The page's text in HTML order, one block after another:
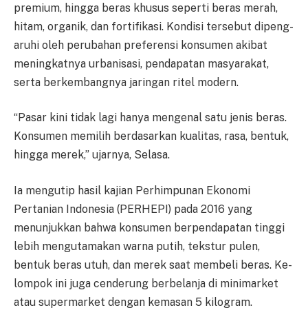
premium, hingga be­ras khusus seperti beras me­rah,
hitam, organik, dan for­ti­fi­ka­si. Kondisi tersebut dipe­ng­
aru­hi oleh perubahan preferensi konsumen akibat
meningkatnya urbanisasi, pendapatan mas­ya­ra­kat,
serta berkembangnya ja­ring­an ritel modern.
“Pasar kini tidak lagi hanya me­ngenal satu jenis beras.
Kon­su­men memilih berdasarkan kua­li­tas, rasa, bentuk,
hingga me­rek,” ujarnya, Selasa.
Ia mengutip hasil kajian Per­himpunan Ekonomi
Pertanian In­do­nesia (PERHEPI) pada 2016 ya­ng
menunjukkan bahwa kon­su­men berpendapatan tinggi
lebih mengutamakan warna putih, tek­stur pulen,
bentuk beras utuh, dan merek saat membeli beras. Ke­
lompok ini juga cenderung ber­belanja di minimarket
atau super­ma­rket dengan kemasan 5 kilogram.